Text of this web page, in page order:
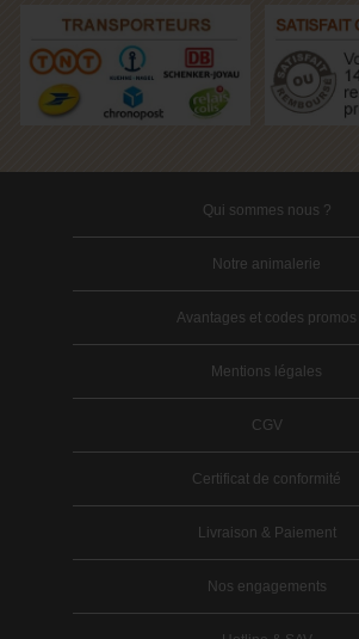
Qui sommes nous ?
Notre animalerie
Avantages et codes promos
Mentions légales
CGV
Certificat de conformité
Livraison & Paiement
Nos engagements